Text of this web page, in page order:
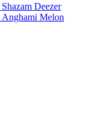
Shazam Deezer
Anghami Melon